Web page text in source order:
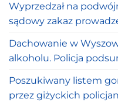
Wyprzedzał na
sądowy zakaz
Dachowanie w
alkoholu. Policja
Poszukiwany listem
przez giżyckich